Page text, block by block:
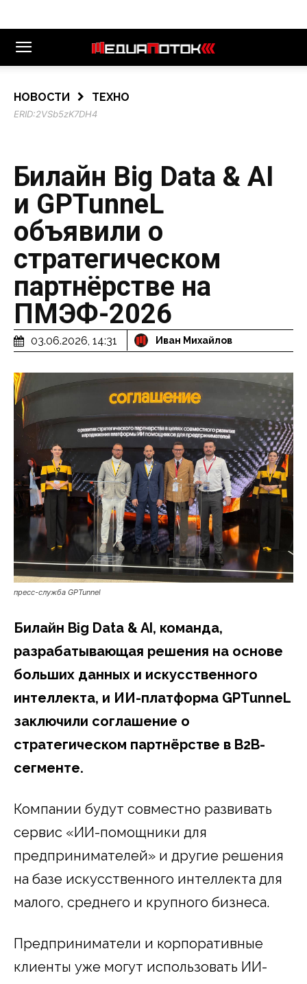
НОВОСТИ ТЕХНО
ERID:2VSb5zK7DH4
Билайн Big Data & AI
и GPTunneL
объявили о
стратегическом
партнёрстве на
ПМЭФ-2026
03.06.2026, 14:31 Иван Михайлов
пресс-служба GPTunnel
Билайн Big Data & AI, команда,
разрабатывающая решения на основе
больших данных и искусственного
интеллекта, и ИИ-платформа GPTunneL
заключили соглашение о
стратегическом партнёрстве в B2B-
сегменте.
Компании будут совместно развивать
сервис «ИИ-помощники для
предпринимателей» и другие решения
на базе искусственного интеллекта для
малого, среднего и крупного бизнеса.
Предприниматели и корпоративные
клиенты уже могут использовать ИИ-